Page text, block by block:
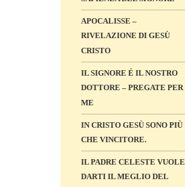
APOCALISSE –
RIVELAZIONE DI GESÙ
CRISTO
IL SIGNORE É IL NOSTRO
DOTTORE – PREGATE PER
ME
IN CRISTO GESÙ SONO PIÙ
CHE VINCITORE.
IL PADRE CELESTE VUOLE
DARTI IL MEGLIO DEL